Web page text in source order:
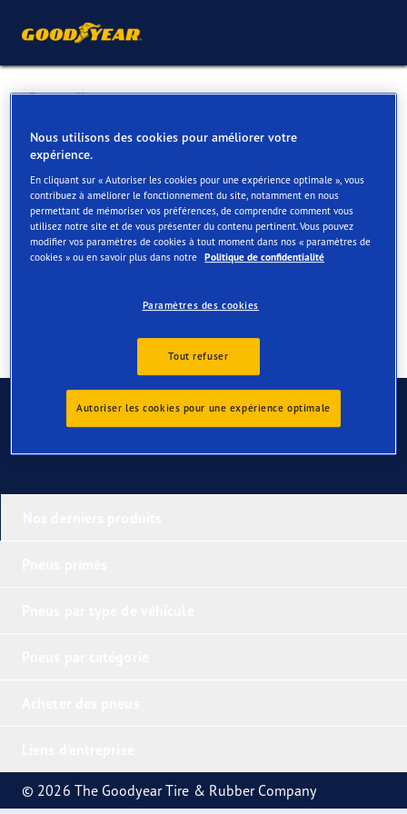
Retour liste
BVBA BLITZ
Services disponibles en ligne et en magasin
Contact Services
Contactez-nous
© 2026 The Goodyear Tire & Rubber Company
Nous utilisons des cookies pour améliorer votre
expérience.
En cliquant sur « Autoriser les cookies pour une expérience optimale », vous
contribuez à améliorer le fonctionnement du site, notamment en nous
permettant de mémoriser vos préférences, de comprendre comment vous
utilisez notre site et de vous présenter du contenu pertinent. Vous pouvez
modifier vos paramètres de cookies à tout moment dans nos « paramètres de
cookies » ou en savoir plus dans notre Politique de confidentialité
Paramètres des cookies
Tout refuser
Autoriser les cookies pour une expérience optimale